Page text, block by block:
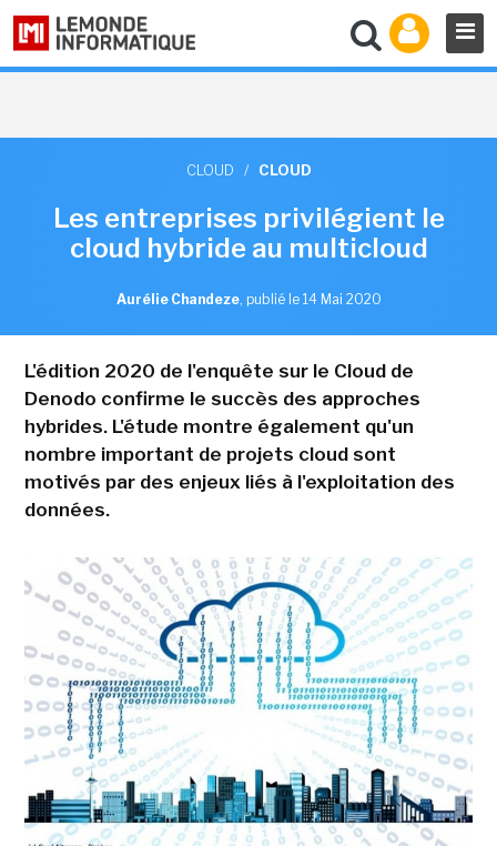
CLOUD / CLOUD
Les entreprises privilégient le
cloud hybride au multicloud
Aurélie Chandeze, publié le 14 Mai 2020
L'édition 2020 de l'enquête sur le Cloud de
Denodo confirme le succès des approches
hybrides. L'étude montre également qu'un
nombre important de projets cloud sont
motivés par des enjeux liés à l'exploitation des
données.